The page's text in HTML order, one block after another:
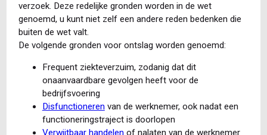
verzoek. Deze redelijke gronden worden in de wet
genoemd, u kunt niet zelf een andere reden bedenken die
buiten de wet valt.
De volgende gronden voor ontslag worden genoemd:
Frequent ziekteverzuim, zodanig dat dit
onaanvaardbare gevolgen heeft voor de
bedrijfsvoering
Disfunctionerenvan de werknemer, ook nadat een
functioneringstraject is doorlopen